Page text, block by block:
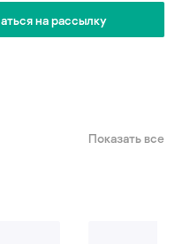
на рассылку
Показать все